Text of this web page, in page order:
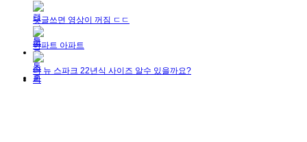
댓글쓰면 영상이 꺼짐 ㄷㄷ
아파트 아파트
더 뉴 스파크 22년식 사이즈 알수 있을까요?